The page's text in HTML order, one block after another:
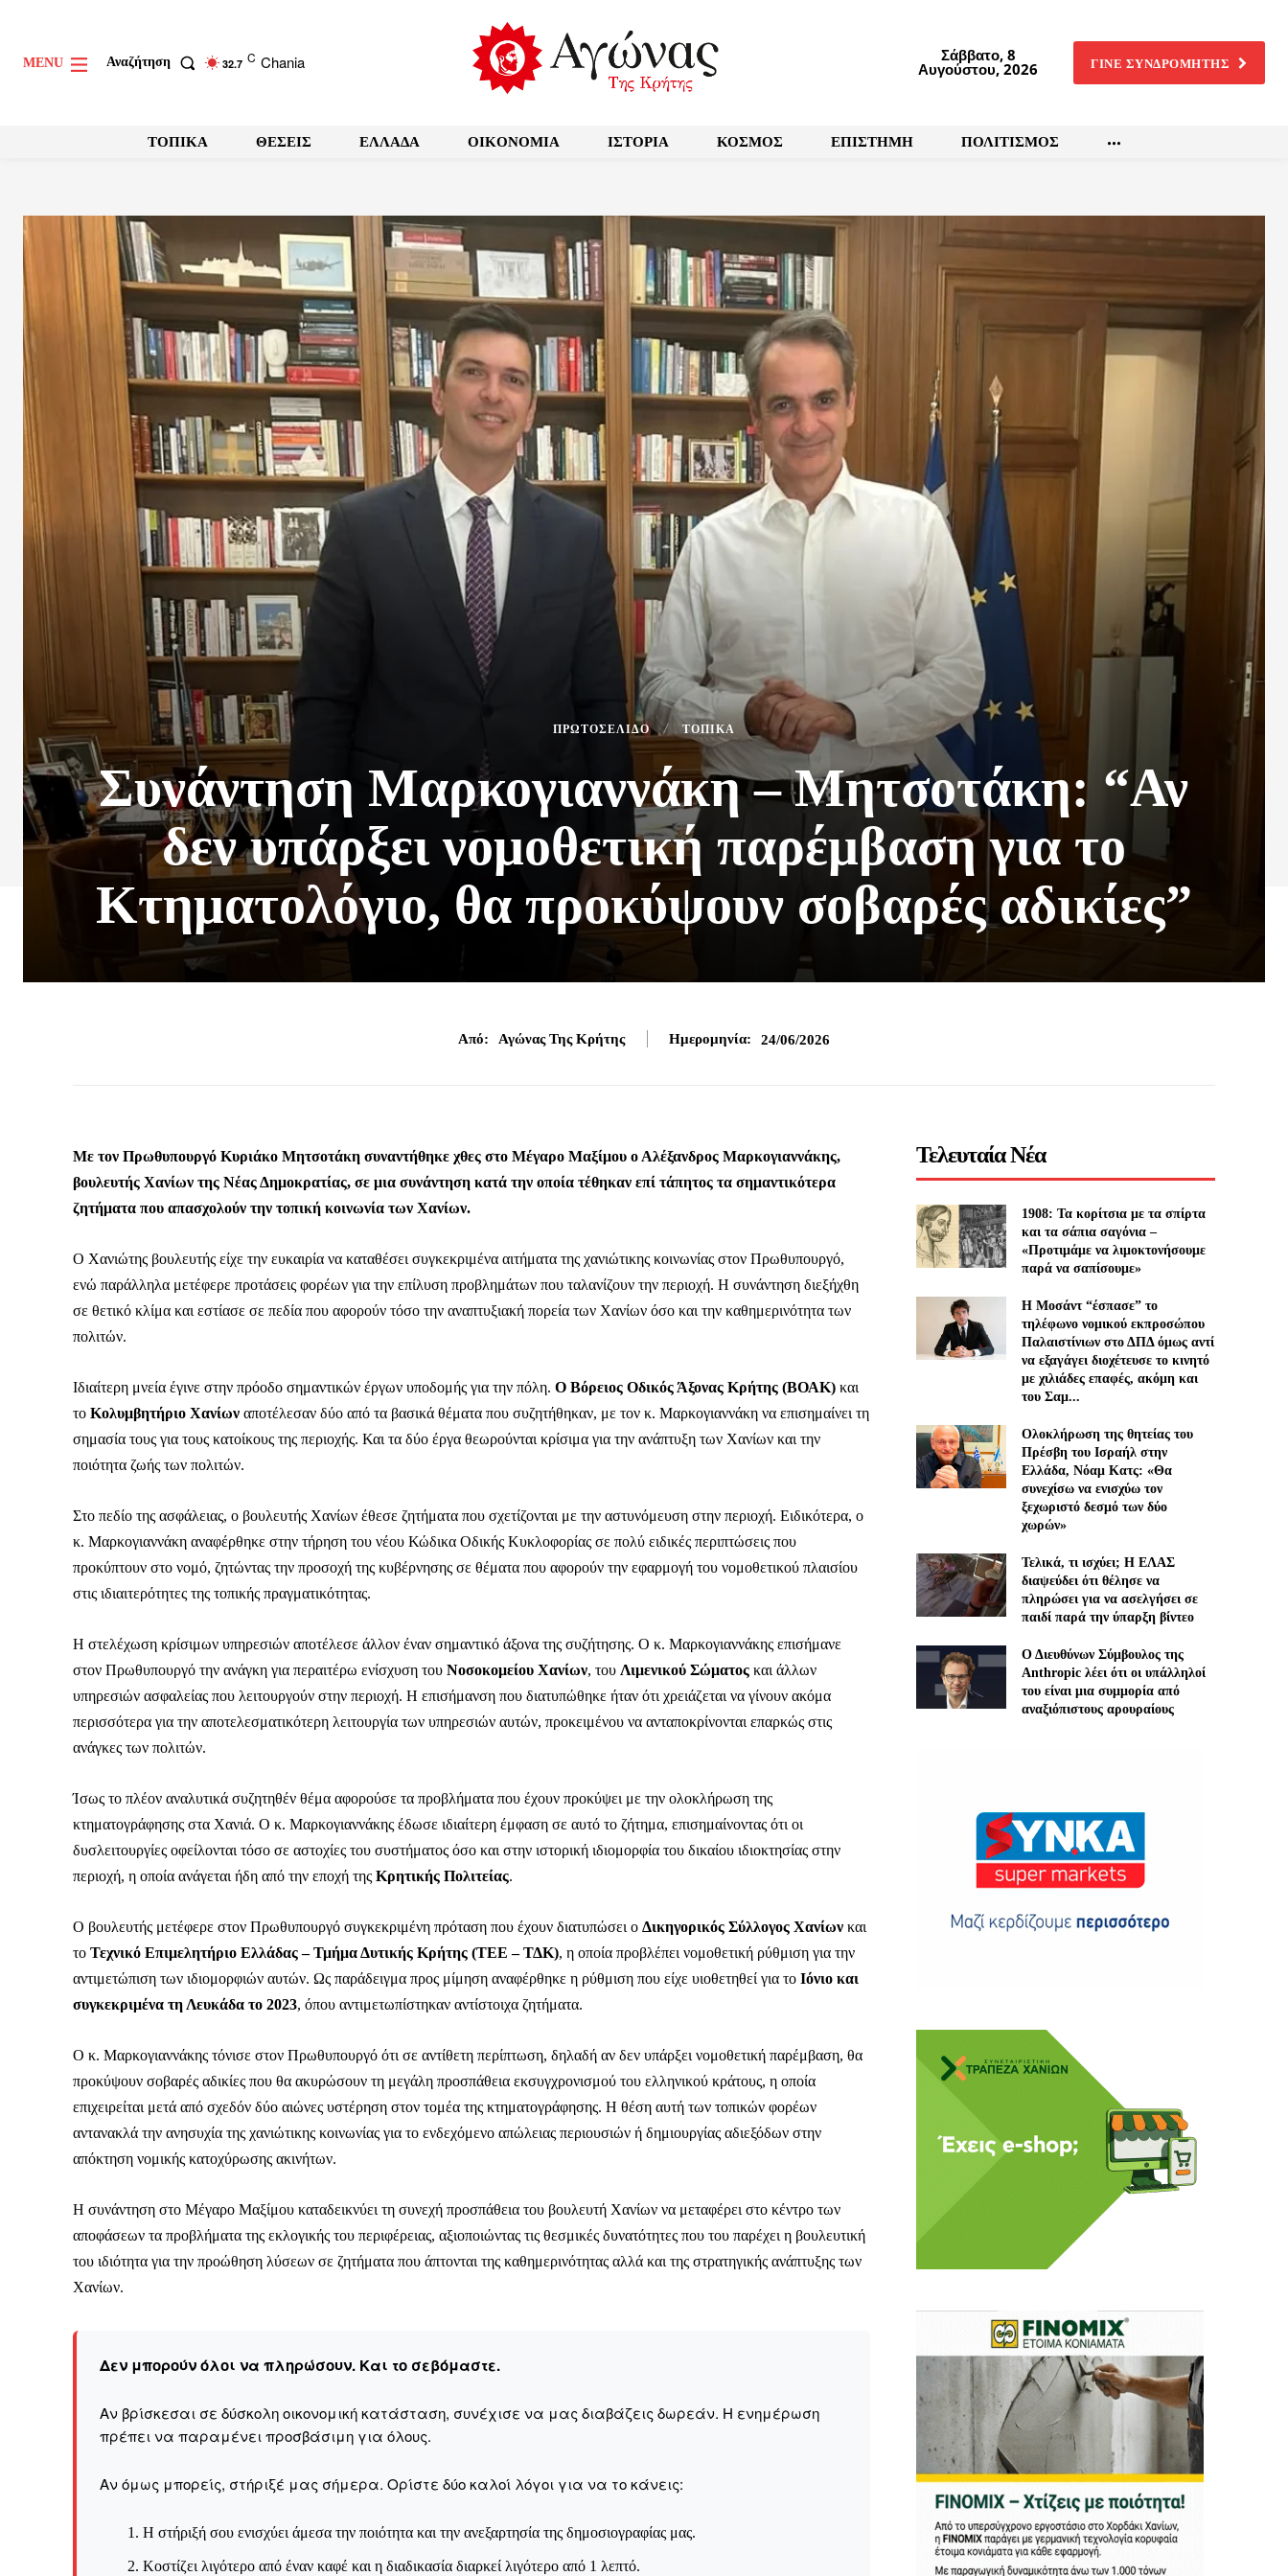
Καθημερινή Μαχητική
ΕΓΓΡΑΦΕΙΤΕ
Ποιοι είμαστε
Στείλτε το άρθρο σας | Κάντε μια δωρεά
Δεν μπορούν όλοι να πληρώσουν. Και το σεβόμαστε.
Κοστίζει λιγότερο από έναν καφέ και η διαδικασία διαρκεί λιγότερο από 1 λεπτό.
Σας ευχαριστούμε θερμά.
MENU Αναζήτηση 32.7 C Chania Σάββατο, 8
Αυγούστου, 2026 ΓΙΝΕ ΣΥΝΔΡΟΜΗΤΗΣ
ΤΟΠΙΚΑ ΘΕΣΕΙΣ ΕΛΛΑΔΑ OIKONOMIA ΙΣΤΟΡΙΑ ΚΟΣΜΟΣ ΕΠΙΣΤΗΜΗ ΠΟΛΙΤΙΣΜΟΣ
ΠΡΩΤΟΣΕΛΙΔΟ ΤΟΠΙΚΑ
Συνάντηση Μαρκογιαννάκη – Μητσοτάκη: “Αν
δεν υπάρξει νομοθετική παρέμβαση για το
Κτηματολόγιο, θα προκύψουν σοβαρές αδικίες”
Από: Αγώνας Της Κρήτης Ημερομηνία: 24/06/2026
Με τον Πρωθυπουργό Κυριάκο Μητσοτάκη συναντήθηκε χθες στο Μέγαρο Μαξίμου ο Αλέξανδρος Μαρκογιαννάκης,
βουλευτής Χανίων της Νέας Δημοκρατίας, σε μια συνάντηση κατά την οποία τέθηκαν επί τάπητος τα σημαντικότερα
ζητήματα που απασχολούν την τοπική κοινωνία των Χανίων.
Ο Χανιώτης βουλευτής είχε την ευκαιρία να καταθέσει συγκεκριμένα αιτήματα της χανιώτικης κοινωνίας στον Πρωθυπουργό,
ενώ παράλληλα μετέφερε προτάσεις φορέων για την επίλυση προβλημάτων που ταλανίζουν την περιοχή. Η συνάντηση διεξήχθη
σε θετικό κλίμα και εστίασε σε πεδία που αφορούν τόσο την αναπτυξιακή πορεία των Χανίων όσο και την καθημερινότητα των
πολιτών.
Ιδιαίτερη μνεία έγινε στην πρόοδο σημαντικών έργων υποδομής για την πόλη. Ο Βόρειος Οδικός Άξονας Κρήτης (ΒΟΑΚ) και
το Κολυμβητήριο Χανίων αποτέλεσαν δύο από τα βασικά θέματα που συζητήθηκαν, με τον κ. Μαρκογιαννάκη να επισημαίνει τη
σημασία τους για τους κατοίκους της περιοχής. Και τα δύο έργα θεωρούνται κρίσιμα για την ανάπτυξη των Χανίων και την
ποιότητα ζωής των πολιτών.
Στο πεδίο της ασφάλειας, ο βουλευτής Χανίων έθεσε ζητήματα που σχετίζονται με την αστυνόμευση στην περιοχή. Ειδικότερα, ο
κ. Μαρκογιαννάκη αναφέρθηκε στην τήρηση του νέου Κώδικα Οδικής Κυκλοφορίας σε πολύ ειδικές περιπτώσεις που
προκύπτουν στο νομό, ζητώντας την προσοχή της κυβέρνησης σε θέματα που αφορούν την εφαρμογή του νομοθετικού πλαισίου
στις ιδιαιτερότητες της τοπικής πραγματικότητας.
Η στελέχωση κρίσιμων υπηρεσιών αποτέλεσε άλλον έναν σημαντικό άξονα της συζήτησης. Ο κ. Μαρκογιαννάκης επισήμανε
στον Πρωθυπουργό την ανάγκη για περαιτέρω ενίσχυση του Νοσοκομείου Χανίων, του Λιμενικού Σώματος και άλλων
υπηρεσιών ασφαλείας που λειτουργούν στην περιοχή. Η επισήμανση που διατυπώθηκε ήταν ότι χρειάζεται να γίνουν ακόμα
περισσότερα για την αποτελεσματικότερη λειτουργία των υπηρεσιών αυτών, προκειμένου να ανταποκρίνονται επαρκώς στις
ανάγκες των πολιτών.
Ίσως το πλέον αναλυτικά συζητηθέν θέμα αφορούσε τα προβλήματα που έχουν προκύψει με την ολοκλήρωση της
κτηματογράφησης στα Χανιά. Ο κ. Μαρκογιαννάκης έδωσε ιδιαίτερη έμφαση σε αυτό το ζήτημα, επισημαίνοντας ότι οι
δυσλειτουργίες οφείλονται τόσο σε αστοχίες του συστήματος όσο και στην ιστορική ιδιομορφία του δικαίου ιδιοκτησίας στην
περιοχή, η οποία ανάγεται ήδη από την εποχή της Κρητικής Πολιτείας.
Ο βουλευτής μετέφερε στον Πρωθυπουργό συγκεκριμένη πρόταση που έχουν διατυπώσει ο Δικηγορικός Σύλλογος Χανίων και
το Τεχνικό Επιμελητήριο Ελλάδας – Τμήμα Δυτικής Κρήτης (ΤΕΕ – ΤΔΚ), η οποία προβλέπει νομοθετική ρύθμιση για την
αντιμετώπιση των ιδιομορφιών αυτών. Ως παράδειγμα προς μίμηση αναφέρθηκε η ρύθμιση που είχε υιοθετηθεί για το Ιόνιο και
συγκεκριμένα τη Λευκάδα το 2023, όπου αντιμετωπίστηκαν αντίστοιχα ζητήματα.
Ο κ. Μαρκογιαννάκης τόνισε στον Πρωθυπουργό ότι σε αντίθετη περίπτωση, δηλαδή αν δεν υπάρξει νομοθετική παρέμβαση, θα
προκύψουν σοβαρές αδικίες που θα ακυρώσουν τη μεγάλη προσπάθεια εκσυγχρονισμού του ελληνικού κράτους, η οποία
επιχειρείται μετά από σχεδόν δύο αιώνες υστέρηση στον τομέα της κτηματογράφησης. Η θέση αυτή των τοπικών φορέων
αντανακλά την ανησυχία της χανιώτικης κοινωνίας για το ενδεχόμενο απώλειας περιουσιών ή δημιουργίας αδιεξόδων στην
απόκτηση νομικής κατοχύρωσης ακινήτων.
Η συνάντηση στο Μέγαρο Μαξίμου καταδεικνύει τη συνεχή προσπάθεια του βουλευτή Χανίων να μεταφέρει στο κέντρο των
αποφάσεων τα προβλήματα της εκλογικής του περιφέρειας, αξιοποιώντας τις θεσμικές δυνατότητες που του παρέχει η βουλευτική
του ιδιότητα για την προώθηση λύσεων σε ζητήματα που άπτονται της καθημερινότητας αλλά και της στρατηγικής ανάπτυξης των
Χανίων.
Δεν μπορούν όλοι να πληρώσουν. Και το σεβόμαστε.
Αν βρίσκεσαι σε δύσκολη οικονομική κατάσταση, συνέχισε να μας διαβάζεις δωρεάν. Η ενημέρωση
πρέπει να παραμένει προσβάσιμη για όλους.
Αν όμως μπορείς, στήριξέ μας σήμερα. Ορίστε δύο καλοί λόγοι για να το κάνεις:
Η στήριξή σου ενισχύει άμεσα την ποιότητα και την ανεξαρτησία της δημοσιογραφίας μας.
Κοστίζει λιγότερο από έναν καφέ και η διαδικασία διαρκεί λιγότερο από 1 λεπτό.
Τελευταία Νέα
1908: Τα κορίτσια με τα σπίρτα
και τα σάπια σαγόνια –
«Προτιμάμε να λιμοκτονήσουμε
παρά να σαπίσουμε»
Η Μοσάντ “έσπασε” το
τηλέφωνο νομικού εκπροσώπου
Παλαιστίνιων στο ΔΠΔ όμως αντί
να εξαγάγει διοχέτευσε το κινητό
με χιλιάδες επαφές, ακόμη και
του Σαμ...
Ολοκλήρωση της θητείας του
Πρέσβη του Ισραήλ στην
Ελλάδα, Νόαμ Κατς: «Θα
συνεχίσω να ενισχύω τον
ξεχωριστό δεσμό των δύο
χωρών»
Τελικά, τι ισχύει; Η ΕΛΑΣ
διαψεύδει ότι θέλησε να
πληρώσει για να ασελγήσει σε
παιδί παρά την ύπαρξη βίντεο
Ο Διευθύνων Σύμβουλος της
Anthropic λέει ότι οι υπάλληλοί
του είναι μια συμμορία από
αναξιόπιστους αρουραίους